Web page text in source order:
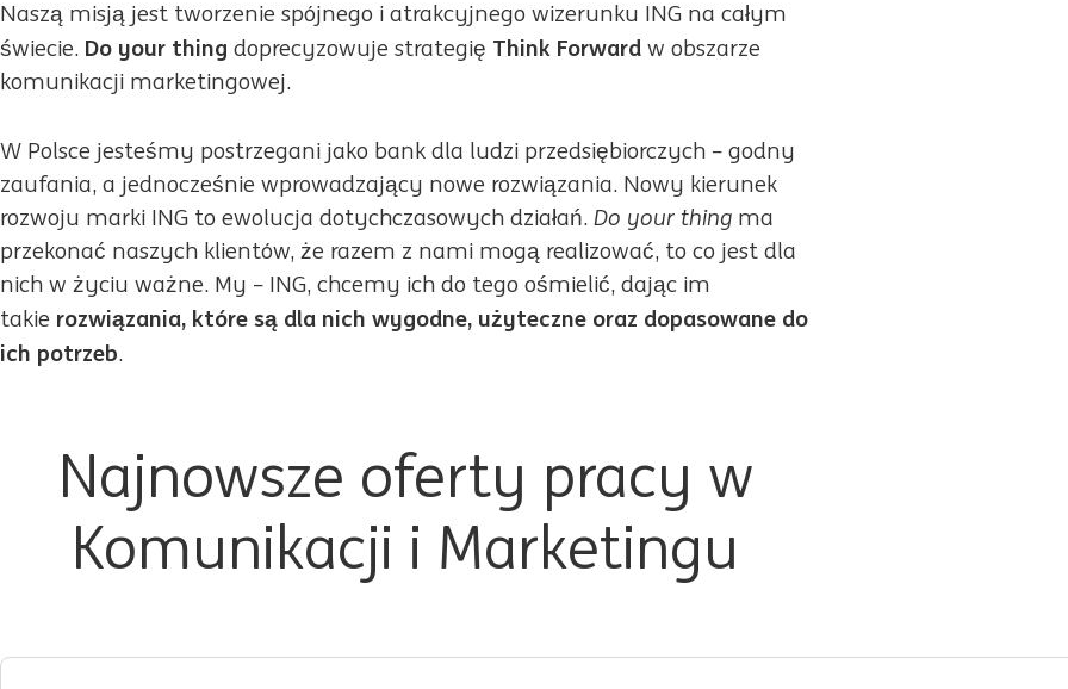
Naszą misją jest tworzenie spójnego i atrakcyjnego wizerunku ING na całym
świecie. Do your thing doprecyzowuje strategię Think Forward w obszarze
komunikacji marketingowej.
W Polsce jesteśmy postrzegani jako bank dla ludzi przedsiębiorczych – godny
zaufania, a jednocześnie wprowadzający nowe rozwiązania. Nowy kierunek
rozwoju marki ING to ewolucja dotychczasowych działań. Do your thing ma
przekonać naszych klientów, że razem z nami mogą realizować, to co jest dla
nich w życiu ważne. My – ING, chcemy ich do tego ośmielić, dając im
takie rozwiązania, które są dla nich wygodne, użyteczne oraz dopasowane do
ich potrzeb.
Najnowsze oferty pracy w
Komunikacji i Marketingu